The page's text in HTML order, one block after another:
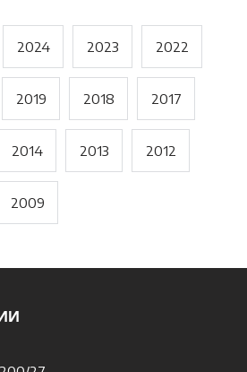
2024 2023 2022
2019 2018 2017
2014 2013 2012
2009